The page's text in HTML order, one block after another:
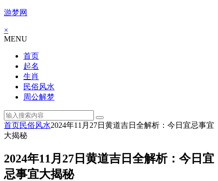
游梦网
×
MENU
首页
起名
生肖
民俗风水
周公解梦
首页民俗风水2024年11月27日黄道吉日全解析：今日宜忌事宜
大揭秘
2024年11月27日黄道吉日全解析：今日宜
忌事宜大揭秘